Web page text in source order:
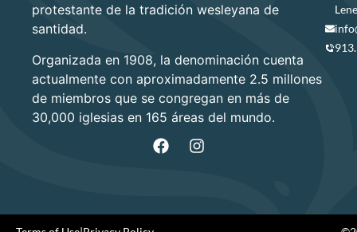
protestante de la tradición wesleyana de
santidad.
Organizada en 1908, la denominación cuenta
actualmente con aproximadamente 2.5 millones
de miembros que se congregan en más de
30,000 iglesias en 165 áreas del mundo.